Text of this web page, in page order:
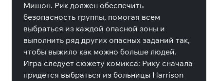
Мишон. Рик должен обеспечить
безопасность группы, помогая всем
выбраться из каждой опасной зоны и
выполнить ряд других опасных заданий так,
чтобы выжило как можно больше людей.
Игра следует сюжету комикса: Рику сначала
придется выбраться из больницы Harrison